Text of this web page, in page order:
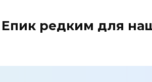
редким для